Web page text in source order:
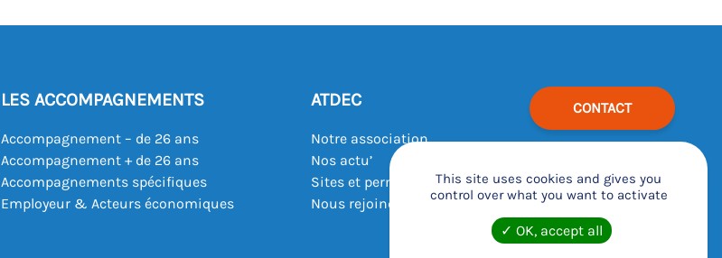
LES ACCOMPAGNEMENTS
Accompagnement – de 26 ans
Accompagnement + de 26 ans
Accompagnements spécifiques
Employeur & Acteurs économiques
ATDEC
Notre association
Nos actu’
Sites et permanences
Nous rejoindre
CONTACT
This site uses cookies and gives you
control over what you want to activate
OK, accept all